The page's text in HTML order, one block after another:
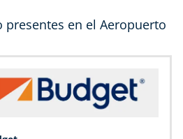
presentes en el Aeropuerto